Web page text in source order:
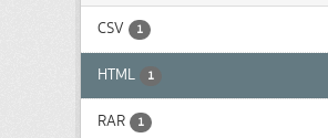
CSV 1
HTML 1
RAR 1